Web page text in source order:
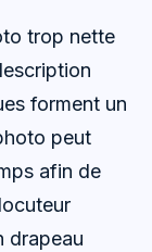
trop nette
forment un
peut
afin de
drapeau